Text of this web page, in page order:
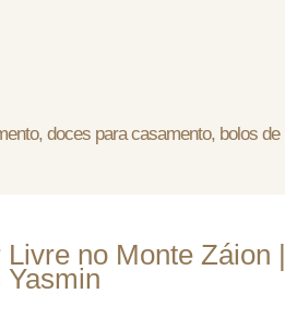
doces para casamento, bolos de
no Monte Záion |